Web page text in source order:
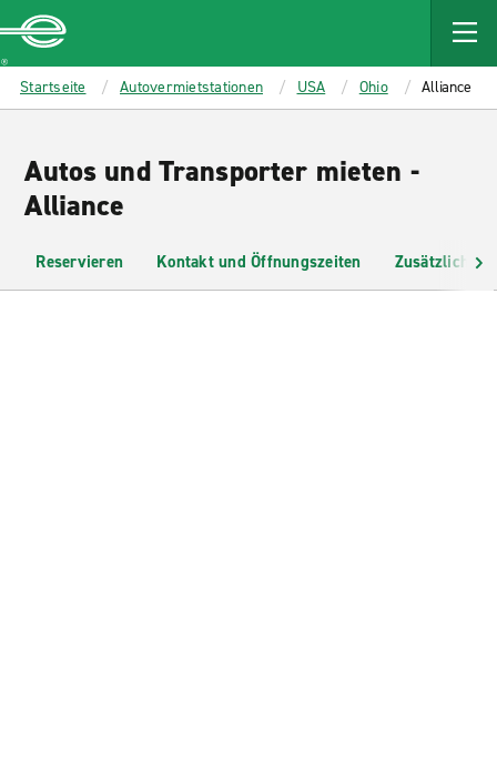
MAIN
CONTENT
Enterprise
Startseite Autovermietstationen USA Ohio Alliance
Autos und Transporter mieten -
Alliance
Reservieren Kontakt und Öffnungszeiten Zusätzliche